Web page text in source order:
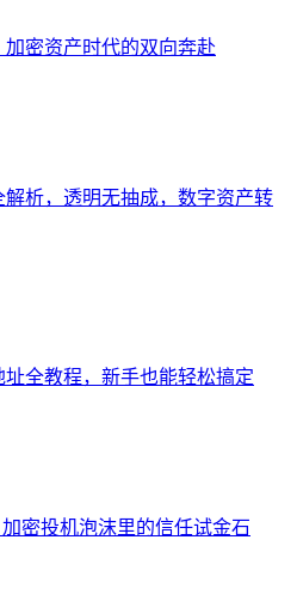
加密资产时代的双向奔赴
解析，透明无抽成，数字资产转
址全教程，新手也能轻松搞定
加密投机泡沫里的信任试金石